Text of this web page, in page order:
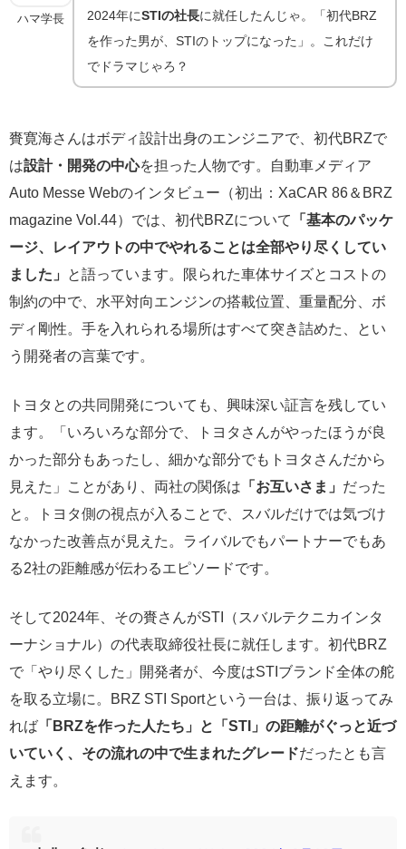
ハマ学長
2024年にSTIの社長に就任したんじゃ。「初代BRZ
を作った男が、STIのトップになった」。これだけ
でドラマじゃろ？
賚寛海さんはボディ設計出身のエンジニアで、初代BRZで
は設計・開発の中心を担った人物です。自動車メディア
Auto Messe Webのインタビュー（初出：XaCAR 86＆BRZ
magazine Vol.44）では、初代BRZについて
「基本のパッケ
ージ、レイアウトの中でやれることは全部やり尽くしてい
ました」
と語っています。限られた車体サイズとコストの
制約の中で、水平対向エンジンの搭載位置、重量配分、ボ
ディ剛性。手を入れられる場所はすべて突き詰めた、とい
う開発者の言葉です。
トヨタとの共同開発についても、興味深い証言を残してい
ます。「いろいろな部分で、トヨタさんがやったほうが良
かった部分もあったし、細かな部分でもトヨタさんだから
見えた」ことがあり、両社の関係は 「お互いさま」 だった
と。トヨタ側の視点が入ることで、スバルだけでは気づけ
なかった改善点が見えた。ライバルでもパートナーでもあ
る2社の距離感が伝わるエピソードです。
そして2024年、その賚さんがSTI（スバルテクニカインタ
ーナショナル）の代表取締役社長に就任します。初代BRZ
で「やり尽くした」開発者が、今度はSTIブランド全体の舵
を取る立場に。BRZ STI Sportという一台は、振り返ってみ
れば 「BRZを作った人たち」と「STI」の距離がぐっと近づ
いていく、その流れの中で生まれたグレードだったとも言
えます。